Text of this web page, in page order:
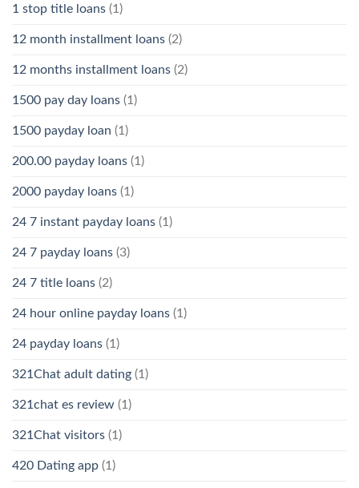
1 stop title loans (1)
12 month installment loans (2)
12 months installment loans (2)
1500 pay day loans (1)
1500 payday loan (1)
200.00 payday loans (1)
2000 payday loans (1)
24 7 instant payday loans (1)
24 7 payday loans (3)
24 7 title loans (2)
24 hour online payday loans (1)
24 payday loans (1)
321Chat adult dating (1)
321chat es review (1)
321Chat visitors (1)
420 Dating app (1)